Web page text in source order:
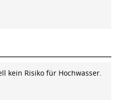
kein Risiko für Hochwasser.